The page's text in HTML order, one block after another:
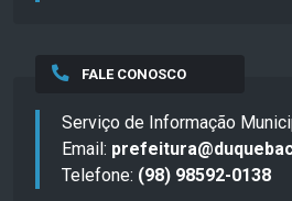
FALE CONOSCO
Serviço de Informação
Email:
Telefone: (98) 98592-0138